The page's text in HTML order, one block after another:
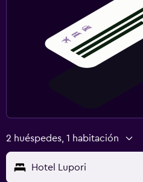
2 huéspedes, 1 habitación
Hotel Lupori